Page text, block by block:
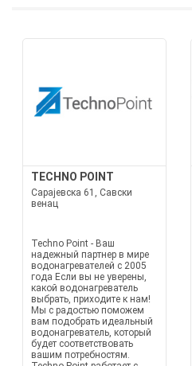
TECHNO POINT
Сарајевска 61, Савски
венац
Techno Point - Ваш
надежный партнер в мире
водонагревателей с 2005
года Если вы не уверены,
какой водонагреватель
выбрать, приходите к нам!
Мы с радостью поможем
вам подобрать идеальный
водонагреватель, который
будет соответствовать
вашим потребностям.